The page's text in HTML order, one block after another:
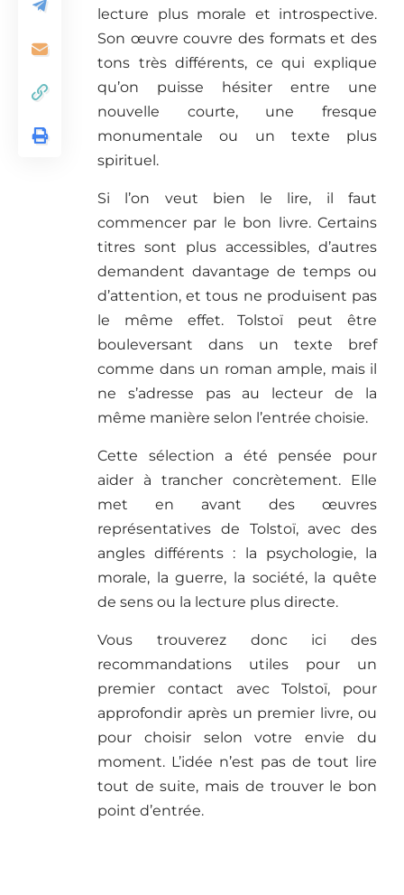
lecture plus morale et introspective.
Son œuvre couvre des formats et des
tons très différents, ce qui explique
qu’on puisse hésiter entre une
nouvelle courte, une fresque
monumentale ou un texte plus
spirituel.
Si l’on veut bien le lire, il faut
commencer par le bon livre. Certains
titres sont plus accessibles, d’autres
demandent davantage de temps ou
d’attention, et tous ne produisent pas
le même effet. Tolstoï peut être
bouleversant dans un texte bref
comme dans un roman ample, mais il
ne s’adresse pas au lecteur de la
même manière selon l’entrée choisie.
Cette sélection a été pensée pour
aider à trancher concrètement. Elle
met en avant des œuvres
représentatives de Tolstoï, avec des
angles différents : la psychologie, la
morale, la guerre, la société, la quête
de sens ou la lecture plus directe.
Vous trouverez donc ici des
recommandations utiles pour un
premier contact avec Tolstoï, pour
approfondir après un premier livre, ou
pour choisir selon votre envie du
moment. L’idée n’est pas de tout lire
tout de suite, mais de trouver le bon
point d’entrée.